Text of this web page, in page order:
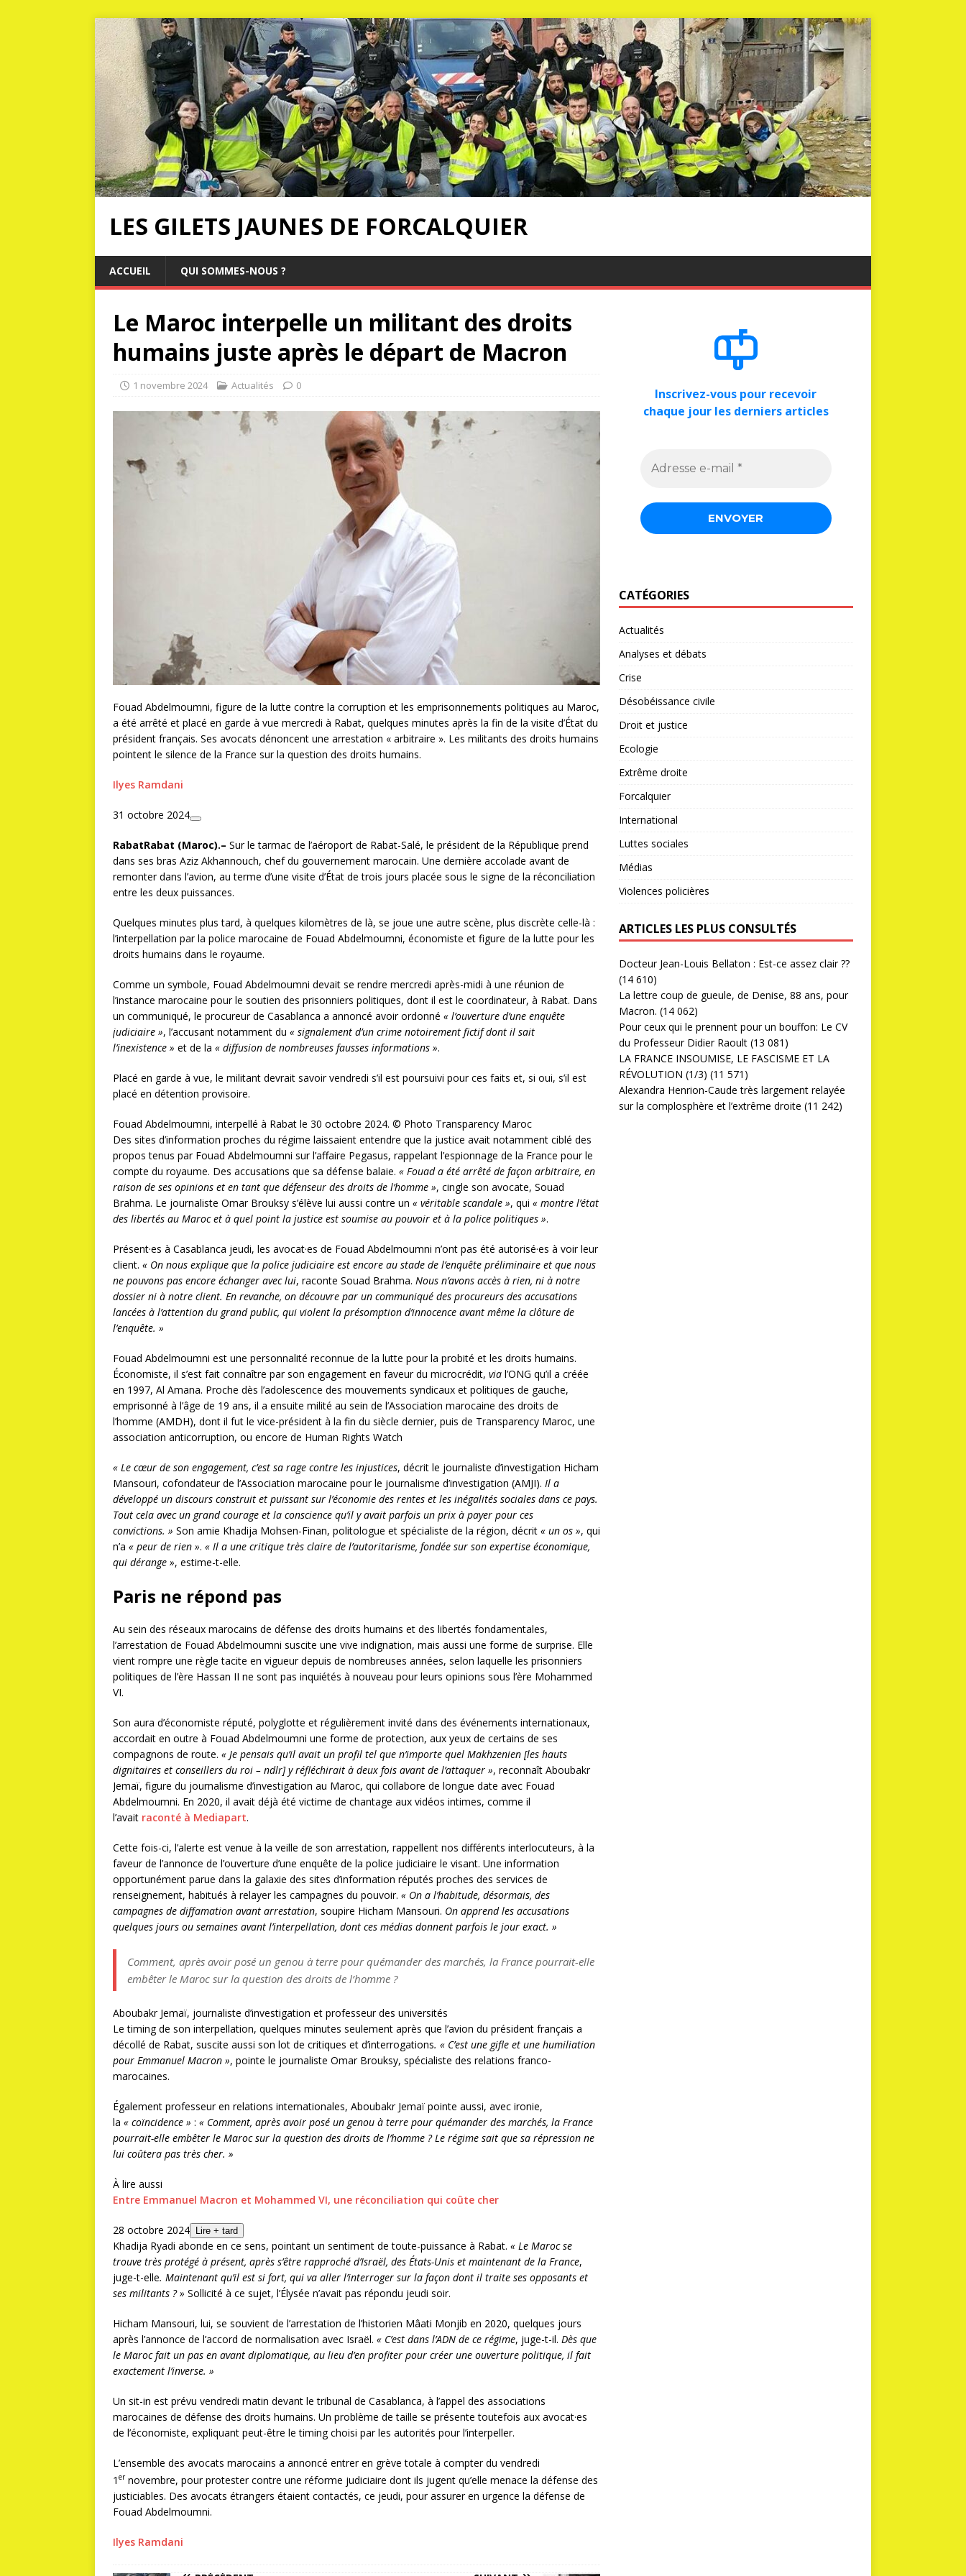
LES GILETS JAUNES DE FORCALQUIER
ACCUEIL QUI SOMMES-NOUS ?
Le Maroc interpelle un militant des droits
humains juste après le départ de Macron
1 novembre 2024 Actualités 0
Fouad Abdelmoumni, figure de la lutte contre la corruption et les emprisonnements politiques au Maroc,
a été arrêté et placé en garde à vue mercredi à Rabat, quelques minutes après la fin de la visite d’État du
président français. Ses avocats dénoncent une arrestation « arbitraire ». Les militants des droits humains
pointent le silence de la France sur la question des droits humains.
Ilyes Ramdani
31 octobre 2024
RabatRabat (Maroc).– Sur le tarmac de l’aéroport de Rabat-Salé, le président de la République prend
dans ses bras Aziz Akhannouch, chef du gouvernement marocain. Une dernière accolade avant de
remonter dans l’avion, au terme d’une visite d’État de trois jours placée sous le signe de la réconciliation
entre les deux puissances.
Quelques minutes plus tard, à quelques kilomètres de là, se joue une autre scène, plus discrète celle-là :
l’interpellation par la police marocaine de Fouad Abdelmoumni, économiste et figure de la lutte pour les
droits humains dans le royaume.
Comme un symbole, Fouad Abdelmoumni devait se rendre mercredi après-midi à une réunion de
l’instance marocaine pour le soutien des prisonniers politiques, dont il est le coordinateur, à Rabat. Dans
un communiqué, le procureur de Casablanca a annoncé avoir ordonné « l’ouverture d’une enquête
judiciaire », l’accusant notamment du « signalement d’un crime notoirement fictif dont il sait
l’inexistence » et de la « diffusion de nombreuses fausses informations ».
Placé en garde à vue, le militant devrait savoir vendredi s’il est poursuivi pour ces faits et, si oui, s’il est
placé en détention provisoire.
Fouad Abdelmoumni, interpellé à Rabat le 30 octobre 2024. © Photo Transparency Maroc
Des sites d’information proches du régime laissaient entendre que la justice avait notamment ciblé des
propos tenus par Fouad Abdelmoumni sur l’affaire Pegasus, rappelant l’espionnage de la France pour le
compte du royaume. Des accusations que sa défense balaie. « Fouad a été arrêté de façon arbitraire, en
raison de ses opinions et en tant que défenseur des droits de l’homme », cingle son avocate, Souad
Brahma. Le journaliste Omar Brouksy s’élève lui aussi contre un « véritable scandale », qui « montre l’état
des libertés au Maroc et à quel point la justice est soumise au pouvoir et à la police politiques ».
Présent·es à Casablanca jeudi, les avocat·es de Fouad Abdelmoumni n’ont pas été autorisé·es à voir leur
client. « On nous explique que la police judiciaire est encore au stade de l’enquête préliminaire et que nous
ne pouvons pas encore échanger avec lui, raconte Souad Brahma. Nous n’avons accès à rien, ni à notre
dossier ni à notre client. En revanche, on découvre par un communiqué des procureurs des accusations
lancées à l’attention du grand public, qui violent la présomption d’innocence avant même la clôture de
l’enquête. »
Fouad Abdelmoumni est une personnalité reconnue de la lutte pour la probité et les droits humains.
Économiste, il s’est fait connaître par son engagement en faveur du microcrédit, via l’ONG qu’il a créée
en 1997, Al Amana. Proche dès l’adolescence des mouvements syndicaux et politiques de gauche,
emprisonné à l’âge de 19 ans, il a ensuite milité au sein de l’Association marocaine des droits de
l’homme (AMDH), dont il fut le vice-président à la fin du siècle dernier, puis de Transparency Maroc, une
association anticorruption, ou encore de Human Rights Watch
« Le cœur de son engagement, c’est sa rage contre les injustices, décrit le journaliste d’investigation Hicham
Mansouri, cofondateur de l’Association marocaine pour le journalisme d’investigation (AMJI). Il a
développé un discours construit et puissant sur l’économie des rentes et les inégalités sociales dans ce pays.
Tout cela avec un grand courage et la conscience qu’il y avait parfois un prix à payer pour ces
convictions. » Son amie Khadija Mohsen-Finan, politologue et spécialiste de la région, décrit « un os », qui
n’a « peur de rien ». « Il a une critique très claire de l’autoritarisme, fondée sur son expertise économique,
qui dérange », estime-t-elle.
Paris ne répond pas
Au sein des réseaux marocains de défense des droits humains et des libertés fondamentales,
l’arrestation de Fouad Abdelmoumni suscite une vive indignation, mais aussi une forme de surprise. Elle
vient rompre une règle tacite en vigueur depuis de nombreuses années, selon laquelle les prisonniers
politiques de l’ère Hassan II ne sont pas inquiétés à nouveau pour leurs opinions sous l’ère Mohammed
VI.
Son aura d’économiste réputé, polyglotte et régulièrement invité dans des événements internationaux,
accordait en outre à Fouad Abdelmoumni une forme de protection, aux yeux de certains de ses
compagnons de route. « Je pensais qu’il avait un profil tel que n’importe quel Makhzenien [les hauts
dignitaires et conseillers du roi – ndlr] y réfléchirait à deux fois avant de l’attaquer », reconnaît Aboubakr
Jemaï, figure du journalisme d’investigation au Maroc, qui collabore de longue date avec Fouad
Abdelmoumni. En 2020, il avait déjà été victime de chantage aux vidéos intimes, comme il
l’avait raconté à Mediapart.
Cette fois-ci, l’alerte est venue à la veille de son arrestation, rappellent nos différents interlocuteurs, à la
faveur de l’annonce de l’ouverture d’une enquête de la police judiciaire le visant. Une information
opportunément parue dans la galaxie des sites d’information réputés proches des services de
renseignement, habitués à relayer les campagnes du pouvoir. « On a l’habitude, désormais, des
campagnes de diffamation avant arrestation, soupire Hicham Mansouri. On apprend les accusations
quelques jours ou semaines avant l’interpellation, dont ces médias donnent parfois le jour exact. »
Comment, après avoir posé un genou à terre pour quémander des marchés, la France pourrait-elle
embêter le Maroc sur la question des droits de l’homme ?
Aboubakr Jemaï, journaliste d’investigation et professeur des universités
Le timing de son interpellation, quelques minutes seulement après que l’avion du président français a
décollé de Rabat, suscite aussi son lot de critiques et d’interrogations. « C’est une gifle et une humiliation
pour Emmanuel Macron », pointe le journaliste Omar Brouksy, spécialiste des relations franco-
marocaines.
Également professeur en relations internationales, Aboubakr Jemaï pointe aussi, avec ironie,
la « coïncidence » : « Comment, après avoir posé un genou à terre pour quémander des marchés, la France
pourrait-elle embêter le Maroc sur la question des droits de l’homme ? Le régime sait que sa répression ne
lui coûtera pas très cher. »
À lire aussi
Entre Emmanuel Macron et Mohammed VI, une réconciliation qui coûte cher
28 octobre 2024 Lire + tard
Khadija Ryadi abonde en ce sens, pointant un sentiment de toute-puissance à Rabat. « Le Maroc se
trouve très protégé à présent, après s’être rapproché d’Israël, des États-Unis et maintenant de la France,
juge-t-elle. Maintenant qu’il est si fort, qui va aller l’interroger sur la façon dont il traite ses opposants et
ses militants ? » Sollicité à ce sujet, l’Élysée n’avait pas répondu jeudi soir.
Hicham Mansouri, lui, se souvient de l’arrestation de l’historien Mâati Monjib en 2020, quelques jours
après l’annonce de l’accord de normalisation avec Israël. « C’est dans l’ADN de ce régime, juge-t-il. Dès que
le Maroc fait un pas en avant diplomatique, au lieu d’en profiter pour créer une ouverture politique, il fait
exactement l’inverse. »
Un sit-in est prévu vendredi matin devant le tribunal de Casablanca, à l’appel des associations
marocaines de défense des droits humains. Un problème de taille se présente toutefois aux avocat·es
de l’économiste, expliquant peut-être le timing choisi par les autorités pour l’interpeller.
L’ensemble des avocats marocains a annoncé entrer en grève totale à compter du vendredi
1 ernovembre, pour protester contre une réforme judiciaire dont ils jugent qu’elle menace la défense des
justiciables. Des avocats étrangers étaient contactés, ce jeudi, pour assurer en urgence la défense de
Fouad Abdelmoumni.
Ilyes Ramdani
Inscrivez-vous pour recevoir
chaque jour les derniers articles
CATÉGORIES
Actualités
Analyses et débats
Crise
Désobéissance civile
Droit et justice
Ecologie
Extrême droite
Forcalquier
International
Luttes sociales
Médias
Violences policières
ARTICLES LES PLUS CONSULTÉS
Docteur Jean-Louis Bellaton : Est-ce assez clair ??
(14 610)
La lettre coup de gueule, de Denise, 88 ans, pour
Macron. (14 062)
Pour ceux qui le prennent pour un bouffon: Le CV
du Professeur Didier Raoult (13 081)
LA FRANCE INSOUMISE, LE FASCISME ET LA
RÉVOLUTION (1/3) (11 571)
Alexandra Henrion-Caude très largement relayée
sur la complosphère et l’extrême droite (11 242)